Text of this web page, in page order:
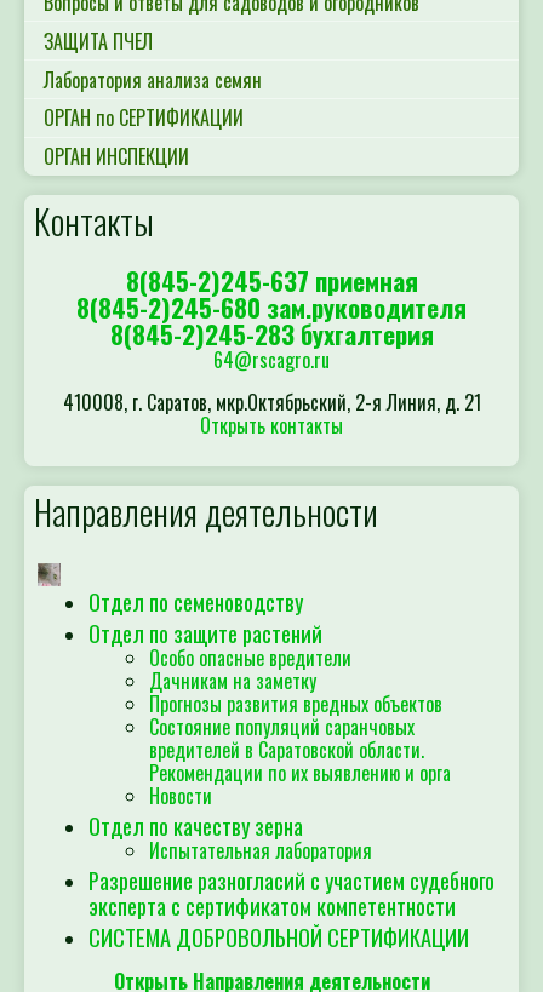
ЗАЩИТА ПЧЕЛ
Лаборатория анализа семян
ОРГАН по СЕРТИФИКАЦИИ
ОРГАН ИНСПЕКЦИИ
Контакты
8(845-2)245-637 приемная
8(845-2)245-680 зам.руководителя
8(845-2)245-283 бухгалтерия
64@rscagro.ru
410008, г. Саратов, мкр.Октябрьский, 2-я Линия, д. 21
Открыть контакты
Направления деятельности
Отдел по семеноводству
Отдел по защите растений
Особо опасные вредители
Дачникам на заметку
Прогнозы развития вредных объектов
Состояние популяций саранчовых
вредителей в Саратовской области.
Рекомендации по их выявлению и орга
Новости
Отдел по качеству зерна
Испытательная лаборатория
Разрешение разногласий с участием судебного
эксперта с сертификатом компетентности
СИСТЕМА ДОБРОВОЛЬНОЙ СЕРТИФИКАЦИИ
Открыть Направления деятельности